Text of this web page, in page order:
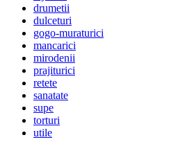
drumetii
dulceturi
gogo-muraturici
mancarici
mirodenii
prajiturici
retete
sanatate
supe
torturi
utile